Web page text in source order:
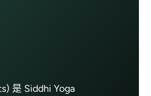
是 Siddhi Yoga